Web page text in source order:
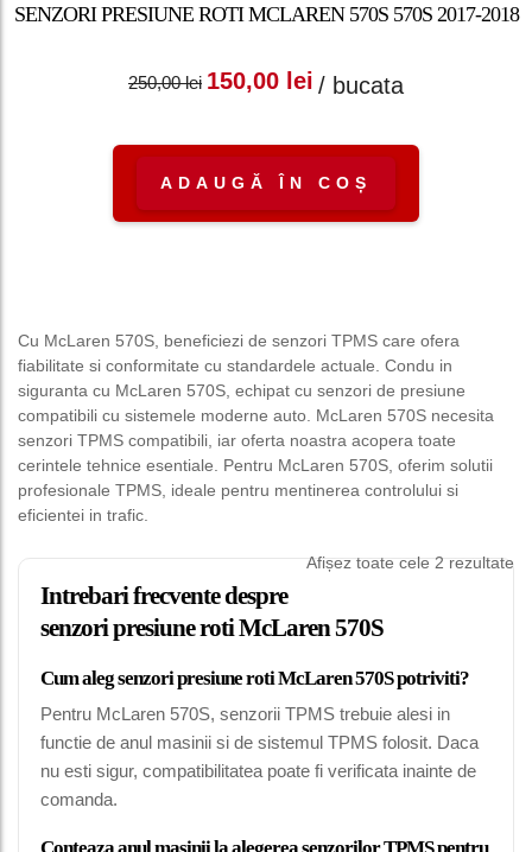
SENZORI PRESIUNE ROTI MCLAREN 570S 570S 2017-2018
250,00lei
Prețul inițial a fost:
150,00 lei
Prețul curent
/ bucata
ADAUGĂ ÎN COȘ
Cu McLaren 570S, beneficiezi de senzori TPMS care ofera
fiabilitate si conformitate cu standardele actuale. Condu in
siguranta cu McLaren 570S, echipat cu senzori de presiune
compatibili cu sistemele moderne auto. McLaren 570S necesita
senzori TPMS compatibili, iar oferta noastra acopera toate
cerintele tehnice esentiale. Pentru McLaren 570S, oferim solutii
profesionale TPMS, ideale pentru mentinerea controlului si
eficientei in trafic.
Afișez toate cele 2 rezultate
Intrebari frecvente despre
senzori presiune roti McLaren 570S
Cum aleg senzori presiune roti McLaren 570S potriviti?
Pentru McLaren 570S, senzorii TPMS trebuie alesi in
functie de anul masinii si de sistemul TPMS folosit. Daca
nu esti sigur, compatibilitatea poate fi verificata inainte de
comanda.
Conteaza anul masinii la alegerea senzorilor TPMS pentru